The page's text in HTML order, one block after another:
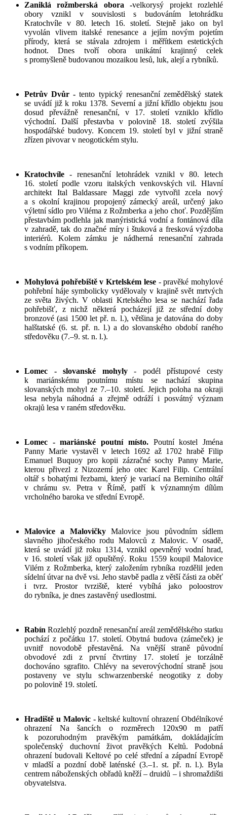
Zaniklá rožmberská obora -velkorysý projekt rozlehlé
obory vznikl v souvislosti s budováním letohrádku
Kratochvíle v 80. letech 16. století. Stejně jako on byl
vyvolán vlivem italské renesance a jejím novým pojetím
přírody, která se stávala zdrojem i měřítkem estetických
hodnot. Dnes tvoří obora unikátní krajinný celek
s promyšleně budovanou mozaikou lesů, luk, alejí a rybníků.
Petrův Dvůr -tento typický renesanční zemědělský statek
se uvádí již k roku 1378. Severní a jižní křídlo objektu jsou
dosud převážně renesanční, v 17. století vzniklo křídlo
východní. Další přestavba v polovině 18. století zvýšila
hospodářské budovy. Koncem 19. století byl v jižní straně
zřízen pivovar v neogotickém stylu.
Kratochvíle- renesanční letohrádek vznikl v 80. letech
16. století podle vzoru italských venkovských vil. Hlavní
architekt Ital Baldassare Maggi zde vytvořil zcela nový
a s okolní krajinou propojený zámecký areál, určený jako
výletní sídlo pro Viléma z Rožmberka a jeho choť. Pozdějším
přestavbám podlehla jak manýristická vodní a fontánová díla
v zahradě, tak do značné míry i štuková a fresková výzdoba
interiérů. Kolem zámku je nádherná renesanční zahrada
s vodním příkopem.
Mohylová pohřebiště v Krtelském lese - pravěké mohylové
pohřební háje symbolicky vydělovaly v krajině svět mrtvých
ze světa živých. V oblasti Krtelského lesa se nachází řada
pohřebišť, z nichž některá pocházejí již ze střední doby
bronzové (asi 1500 let př. n. l.), většina je datována do doby
halštatské (6. st. př. n. l.) a do slovanského období raného
středověku (7.–9. st. n. l.).
Lomec - slovanské mohyly- podél přístupové cesty
k mariánskému poutnímu místu se nachází skupina
slovanských mohyl ze 7.–10. století. Jejich poloha na okraji
lesa nebyla náhodná a zřejmě odráží i posvátný význam
okrajů lesa v raném středověku.
Lomec - mariánské poutní místo. Poutní kostel Jména
Panny Marie vystavěl v letech 1692 až 1702 hrabě Filip
Emanuel Buquoy pro kopii zázračné sochy Panny Marie,
kterou přivezl z Nizozemí jeho otec Karel Filip. Centrální
oltář s bohatými řezbami, který je variací na Berniniho oltář
v chrámu sv. Petra v Římě, patří k významným dílům
vrcholného baroka ve střední Evropě.
Malovice a Malovičky Malovice jsou původním sídlem
slavného jihočeského rodu Malovců z Malovic. V osadě,
která se uvádí již roku 1314, vznikl opevněný vodní hrad,
v 16. století však již opuštěný. Roku 1559 koupil Malovice
Vilém z Rožmberka, který založením rybníka rozdělil jeden
sídelní útvar na dvě vsi. Jeho stavbě padla z větší části za oběť
i tvrz. Prostor tvrziště, které vybíhá jako poloostrov
do rybníka, je dnes zastavěný usedlostmi.
Rabín Rozlehlý pozdně renesanční areál zemědělského statku
pochází z počátku 17. století. Obytná budova (zámeček) je
uvnitř novodobě přestavěná. Na vnější straně původní
obvodové zdi z první čtvrtiny 17. století je torzálně
dochováno sgrafito. Chlévy na severovýchodní straně jsou
postaveny ve stylu schwarzenberské neogotiky z doby
po polovině 19. století.
Hradiště u Malovic -keltské kultovní ohrazení Obdélníkové
ohrazení Na šancích o rozměrech 120x90 m patří
k pozoruhodným pravěkým památkám, dokládajícím
společenský duchovní život pravěkých Keltů. Podobná
ohrazení budovali Keltové po celé střední a západní Evropě
v mladší a pozdní době laténské (3.–1. st. př. n. l.). Byla
centrem náboženských obřadů kněží – druidů – i shromaždišti
obyvatelstva.